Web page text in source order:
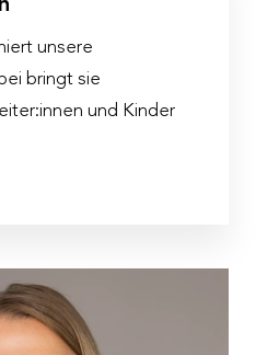
unsere
bringt sie
und Kinder